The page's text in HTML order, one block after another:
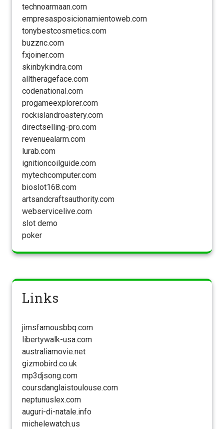
technoarmaan.com
empresasposicionamientoweb.com
tonybestcosmetics.com
buzznc.com
fxjoiner.com
skinbykindra.com
alltherageface.com
codenational.com
progameexplorer.com
rockislandroastery.com
directselling-pro.com
revenuealarm.com
lurab.com
ignitioncoilguide.com
mytechcomputer.com
bioslot168.com
artsandcraftsauthority.com
webservicelive.com
slot demo
poker
Links
jimsfamousbbq.com
libertywalk-usa.com
australiamovie.net
gizmobird.co.uk
mp3djsong.com
coursdanglaistoulouse.com
neptunuslex.com
auguri-di-natale.info
michelewatch.us